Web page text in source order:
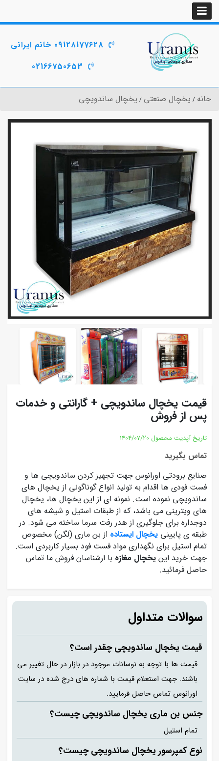
09128177628 خانم ایرانی
02166750653
خانه یخچال صنعتی یخچال ساندویچی
قیمت یخچال ساندویچی + گارانتی و خدمات
پس از فروش
تاریخ آپدیت محصول 1404/07/20
تماس بگیرید
صنایع برودتی اورانوس جهت تجهیز کردن ساندویچی ها و
فست فودی ها اقدام به تولید انواع گوناگونی از یخچال های
ساندویچی نموده است. نمونه ای از این یخچال ها، یخچال
های ویترینی می باشد، که از طبقات استیل و شیشه های
دوجداره برای جلوگیری از هدر رفت سرما ساخته می شود. در
طبقه ی پایینی یخچال ایستاده از بن ماری (لگن) مخصوص
تمام استیل برای نگهداری مواد فست فود بسیار کاربردی است.
جهت خرید این یخچال مغازه با ارشناسان فروش ما تماس
حاصل فرمائید.
سوالات متداول
قیمت یخچال ساندویچی چقدر است؟
قیمت ها با توجه به نوسانات موجود در بازار در حال تغییر می
باشند. جهت استعلام قیمت با شماره های درج شده در سایت
اورانوس تماس حاصل فرمایید.
جنس بن ماری یخچال ساندویچی چیست؟
تمام استیل
نوع کمپرسور یخچال ساندویچی چیست؟